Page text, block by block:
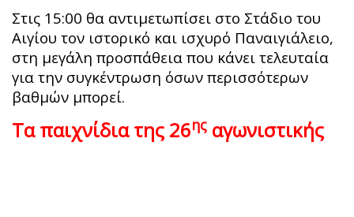
Στις 15:00 θα αντιμετωπίσει στο Στάδιο του
Αιγίου τον ιστορικό και ισχυρό Παναιγιάλειο,
στη μεγάλη προσπάθεια που κάνει τελευταία
για την συγκέντρωση όσων περισσότερων
βαθμών μπορεί.
Τα παιχνίδια της 26ης αγωνιστικής